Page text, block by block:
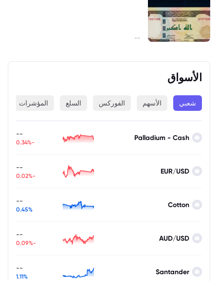
--
الأسواق
شعبي الأسهم الفوركس السلع المؤشرات
Palladium - Cash
--
-0.34%
EUR/USD
--
-0.02%
Cotton
--
0.45%
AUD/USD
--
-0.09%
Santander
--
1.11%